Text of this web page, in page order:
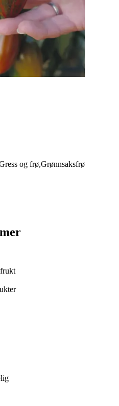
og frø,Grønnsaksfrø